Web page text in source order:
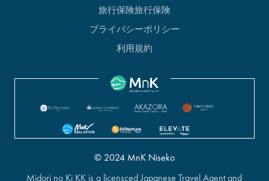
旅行保険旅行保険
プライバシーポリシー
利用規約
© 2024 MnK Niseko
Midori no Ki KK is a licensced Japanese Travel Agent and